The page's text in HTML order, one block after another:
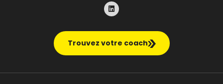
Trouvez votre coach